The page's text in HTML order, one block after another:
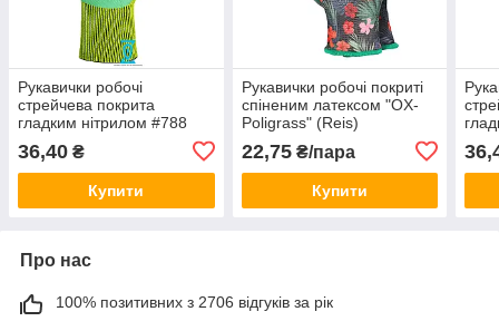
Рукавички робочі
стрейчева покрита
гладким нітрилом #788
36,40 ₴
Купити
Рукавички робочі покриті
спіненим латексом "OX-
Poligrass" (Reis)
22,75₴/пара
Купити
Про нас
100% позитивних з 2706 відгуків за рік